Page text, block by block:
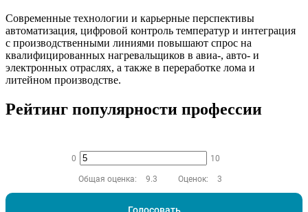
Современные технологии и карьерные перспективы
автоматизация, цифровой контроль температур и интеграция
с производственными линиями повышают спрос на
квалифицированных нагревальщиков в авиа-, авто- и
электронных отраслях, а также в переработке лома и
литейном производстве.
Рейтинг популярности профессии
0 10
Общая оценка: 9.3 Оценок: 3